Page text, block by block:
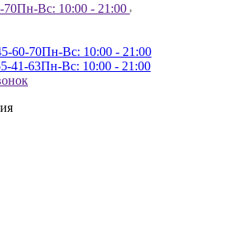
70Пн-Вс: 10:00 - 21:00
60-70Пн-Вс: 10:00 - 21:00
41-63Пн-Вс: 10:00 - 21:00